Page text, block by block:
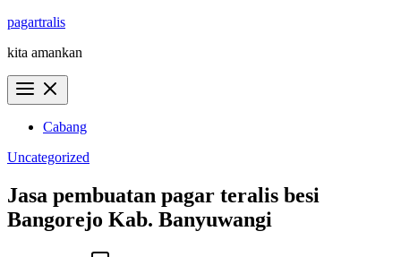
Skip
content
pagartralis
kita amankan
Cabang
Uncategorized
Jasa pembuatan pagar teralis besi
Bangorejo Kab. Banyuwangi